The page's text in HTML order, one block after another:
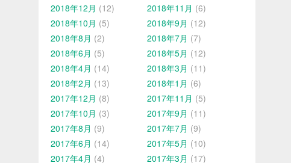
2018年12月 (12) 2018年11月 (6)
2018年10月 (5) 2018年9月 (12)
2018年8月 (2) 2018年7月 (7)
2018年6月 (5) 2018年5月 (12)
2018年4月 (14) 2018年3月 (11)
2018年2月 (13) 2018年1月 (6)
2017年12月 (8) 2017年11月 (5)
2017年10月 (3) 2017年9月 (11)
2017年8月 (9) 2017年7月 (9)
2017年6月 (14) 2017年5月 (10)
2017年4月 (4) 2017年3月 (17)